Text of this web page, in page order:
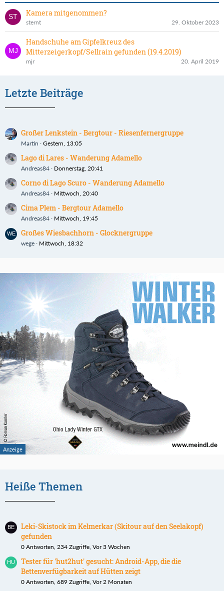
Kamera mitgenommen?
sternt 29. Oktober 2023
Handschuhe am Gipfelkreuz des
Mitterzeigerkopf/Sellrain gefunden (19.4.2019)
mjr 20. April 2019
Letzte Beiträge
Großer Lenkstein - Bergtour - Riesenfernergruppe
Martin Gestern, 13:05
Lago di Lares - Wanderung Adamello
Andreas84 Donnerstag, 20:41
Corno di Lago Scuro - Wanderung Adamello
Andreas84 Mittwoch, 20:40
Cima Plem - Bergtour Adamello
Andreas84 Mittwoch, 19:45
Großes Wiesbachhorn - Glocknergruppe
wege Mittwoch, 18:32
Heiße Themen
Leki-Skistock im Kelmerkar (Skitour auf den Seelakopf)
gefunden
0 Antworten, 234 Zugriffe, Vor 3 Wochen
Tester für 'hut2hut' gesucht: Android-App, die die
Bettenverfügbarkeit auf Hütten zeigt
0 Antworten, 689 Zugriffe, Vor 2 Monaten